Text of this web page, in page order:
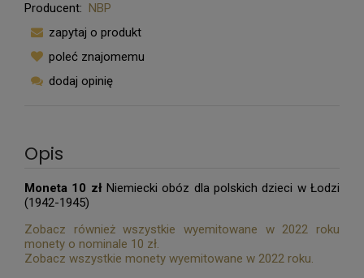
Producent:
NBP
zapytaj o produkt
poleć znajomemu
dodaj opinię
Opis
Moneta 10 zł Niemiecki obóz dla polskich dzieci w Łodzi
(1942-1945)
Zobacz również wszystkie wyemitowane w 2022 roku
monety o nominale 10 zł.
Zobacz wszystkie monety wyemitowane w 2022 roku.